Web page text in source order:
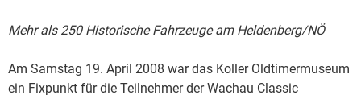
Mehr als 250 Historische Fahrzeuge am Heldenberg/NÖ
Am Samstag 19. April 2008 war das Koller Oldtimermuseum
ein Fixpunkt für die Teilnehmer der Wachau Classic